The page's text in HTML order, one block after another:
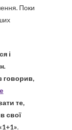
Поки
і
говорив,
те,
свої
.